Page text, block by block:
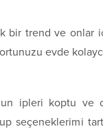
bir trend ve onlar
evde
ipleri koptu ve
seçeneklerimi